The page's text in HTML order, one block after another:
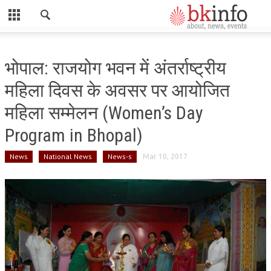
ABOUT US
ADMINISTRATORS
DADI HIRDAYA MOHINI
DADI RATAN MOHINI
GLOBAL HOSPITAL AND RESEARCH CENTRE
GYAN SAROVAR (LAKE OF KNOWLEDGE)
MADHUBAN (FOREST OF HONEY)
भोपाल: राजयोग भवन में अंतर्राष्ट्रीय
महिला दिवस के अवसर पर आयोजित
महिला सम्मेलन (Women’s Day
Program in Bhopal)
News National News News-s Mar 10, 2017